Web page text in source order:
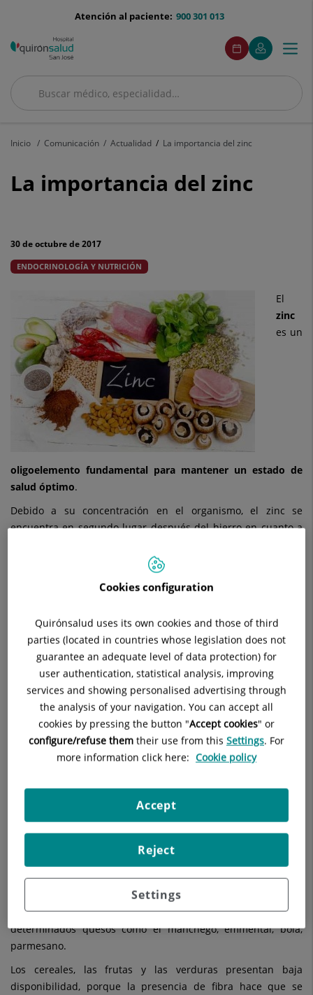
menu-
900 301 013
Atención al paciente:
Buscar
Buscar
menuAcceso
Pedir
cita
Este
enlace
se
en
Mi
Quirónsalud
Este
enlace
se
en
ventana
nueva.
Menú
Inicio Comunicación Actualidad La importancia del zinc
La
importancia
zinc
La importancia del zinc
30 de octubre de 2017
ENDOCRINOLOGÍA Y NUTRICIÓN
El
zinc
es un
oligoelemento fundamental para mantener un estado de
salud óptimo.
Debido a su concentración en el organismo, el zinc se
encuentra en segundo lugar después del hierro en cuanto a
se encuentra en las células por todo el organismo
manteniendo funciones estructurales en tejidos y células.
cicatrización de heridas…
fundamental para que el sistema inmunitario, nuestro
sistema de defensa,funcione correctamente.
Además, interviene en funciones enzimáticas, interviene
regulando la transcripción genética, síntesis y
almacenamiento de insulina, síntesis de neurotransmisores.
El zinc también esnecesario para los sentidos del olfato y
del gusto. Durante el embarazo, la lactancia y la niñez, el
apropiadamente.
puede traer
como un retraso en el crecimiento y en el desarrollo,
deficiencias en el sistema inmune, deficiencias cognitivas…
¿Dónde podemos obtener este mineral?
principales fuentes alimentarias
moluscos, carnes rojas, legumbres, frutos secos y
determinados quesos como el manchego, emmental, bola,
parmesano.
Los cereales, las frutas y las verduras presentan baja
disponibilidad, porque la presencia de fibra hace que se
Cookies configuration
Quirónsalud uses its own cookies and those of third
parties (located in countries whose legislation does not
guarantee an adequate level of data protection) for
user authentication, statistical analysis, improving
services and showing personalised advertising through
the analysis of your navigation. You can accept all
cookies by pressing the button "Accept cookies" or
configure/refuse them their use from this Settings. For
more information click here: Cookie policy
Settings
Reject
Accept